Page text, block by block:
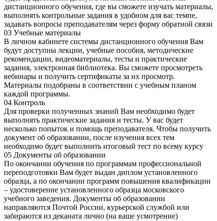
дистанционного обучения, где вы сможете изучать материалы,
выполнять контрольные задания в удобном для вас темпе,
задавать вопросы преподавателям через форму обратной связи
03 Учебные материалы
В личном кабинете системы дистанционного обучения Вам
будут доступны лекции, учебные пособия, методические
рекомендации, видеоматериалы, тесты и практические
задания, электронная библиотека. Вы сможете просмотреть
вебинары и получить сертификаты за их просмотр.
Материалы подобраны в соответствии с учебным планом
каждой программы.
04 Контроль
Для проверки полученных знаний Вам необходимо будет
выполнять практические задания и тесты. У вас будет
несколько попыток и помощь преподавателя. Чтобы получить
документ об образовании, после изучения всех тем
необходимо будет выполнить итоговый тест по всему курсу
05 Документы об образовании
По окончании обучения по программам профессиональной
переподготовки Вам будет выдан диплом установленного
образца, а по окончании программ повышения квалификации
– удостоверение установленного образца московского
учебного заведения. Документы об образовании
направляются Почтой России, курьерской службой или
забираются из деканата лично (на ваше усмотрение)